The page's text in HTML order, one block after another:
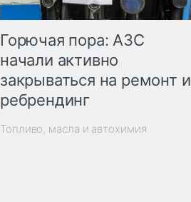
Горючая пора: АЗС
начали активно
закрываться на ремонт и
ребрендинг
Топливо, масла и автохимия